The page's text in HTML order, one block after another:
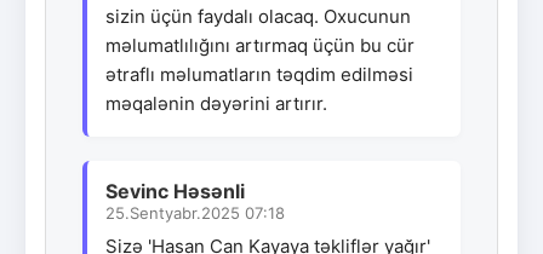
sizin üçün faydalı olacaq. Oxucunun
məlumatlılığını artırmaq üçün bu cür
ətraflı məlumatların təqdim edilməsi
məqalənin dəyərini artırır.
Sevinc Həsənli
25.Sentyabr.2025 07:18
Sizə 'Hasan Can Kayaya təkliflər yağır'